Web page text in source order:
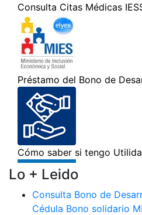
Lo + Leido
Consulta Bono de
Cédula Bono solidario